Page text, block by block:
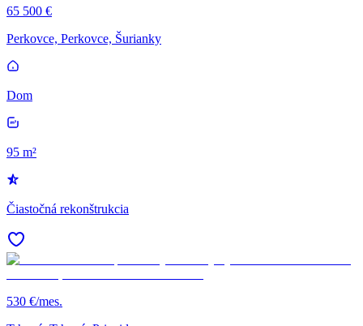
65 500 €
Perkovce, Perkovce, Šurianky
Dom
95 m²
Čiastočná rekonštrukcia
530 €/mes.